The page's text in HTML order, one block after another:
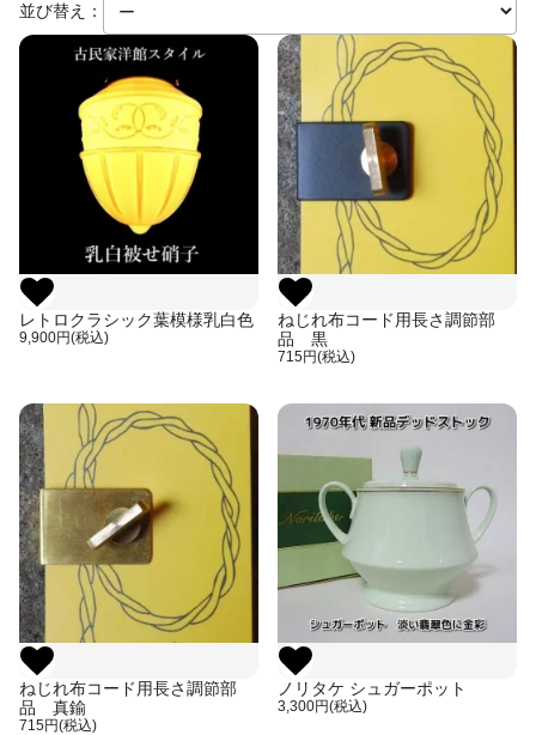
並び替え：
レトロクラシック葉模様乳白色
9,900円(税込)
ねじれ布コード用長さ調節部
品 黒
715円(税込)
ねじれ布コード用長さ調節部
品 真鍮
715円(税込)
ノリタケ シュガーポット
3,300円(税込)